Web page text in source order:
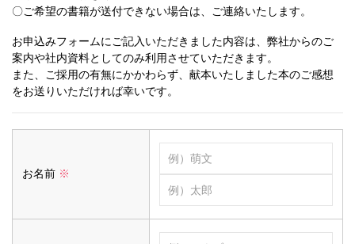
〇ご希望の書籍が送付できない場合は、ご連絡いたします。
お申込みフォームにご記入いただきました内容は、弊社からのご
案内や社内資料としてのみ利用させていただきます。
また、ご採用の有無にかかわらず、献本いたしました本のご感想
をお送りいただければ幸いです。
お名前 ※